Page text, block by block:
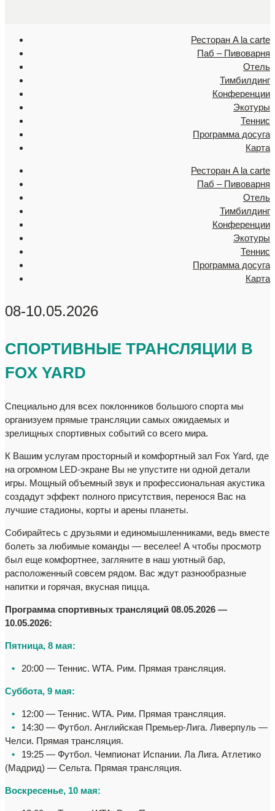
Ресторан A la carte
Паб – Пивоварня
Отель
Тимбилдинг
Конференции
Экотуры
Теннис
Программа досуга
Карта
Ресторан A la carte
Паб – Пивоварня
Отель
Тимбилдинг
Конференции
Экотуры
Теннис
Программа досуга
Карта
08-10.05.2026
СПОРТИВНЫЕ ТРАНСЛЯЦИИ В
FOX YARD
Специально для всех поклонников большого спорта мы
организуем прямые трансляции самых ожидаемых и
зрелищных спортивных событий со всего мира.
К Вашим услугам просторный и комфортный зал Fox Yard, где
на огромном LED-экране Вы не упустите ни одной детали
игры. Мощный объемный звук и профессиональная акустика
создадут эффект полного присутствия, перенося Вас на
лучшие стадионы, корты и арены планеты.
Собирайтесь с друзьями и единомышленниками, ведь вместе
болеть за любимые команды — веселее! А чтобы просмотр
был еще комфортнее, загляните в наш уютный бар,
расположенный совсем рядом. Вас ждут разнообразные
напитки и горячая, вкусная пицца.
Программа спортивных трансляций 08.05.2026 —
10.05.2026:
Пятница, 8 мая:
• 20:00 — Теннис. WTA. Рим. Прямая трансляция.
Суббота, 9 мая:
•
12:00 — Теннис. WTA. Рим. Прямая трансляция.
•
14:30 — Футбол. Английская Премьер-Лига. Ливерпуль —
Челси. Прямая трансляция.
•
19:25 — Футбол. Чемпионат Испании. Ла Лига. Атлетико
(Мадрид) — Сельта. Прямая трансляция.
Воскресенье, 10 мая: